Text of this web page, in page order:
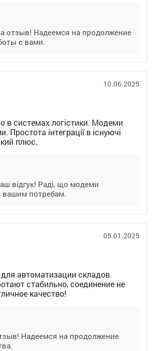
отзыв! Надеемся на продолжение
с вами.
10.06.2025
в системах логістики. Модеми
Простота інтеграції в існуючі
плюс.
відгук! Раді, що модеми
вашим потребам.
05.01.2025
автоматизации складов.
стабильно, соединение не
качество!
Надеемся на продолжение